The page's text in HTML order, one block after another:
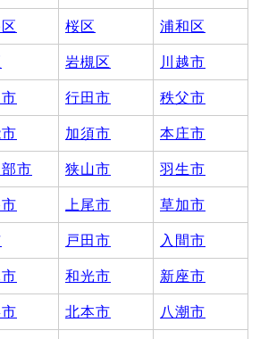
桜区 浦和区
岩槻区 川越市
行田市 秩父市
加須市 本庄市
市 狭山市 羽生市
上尾市 草加市
戸田市 入間市
和光市 新座市
北本市 八潮市